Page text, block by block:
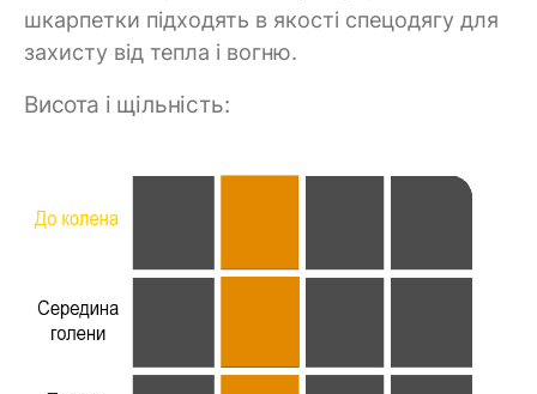
шкарпетки підходять в якості спецодягу для
захисту від тепла і вогню.
Висота і щільність: